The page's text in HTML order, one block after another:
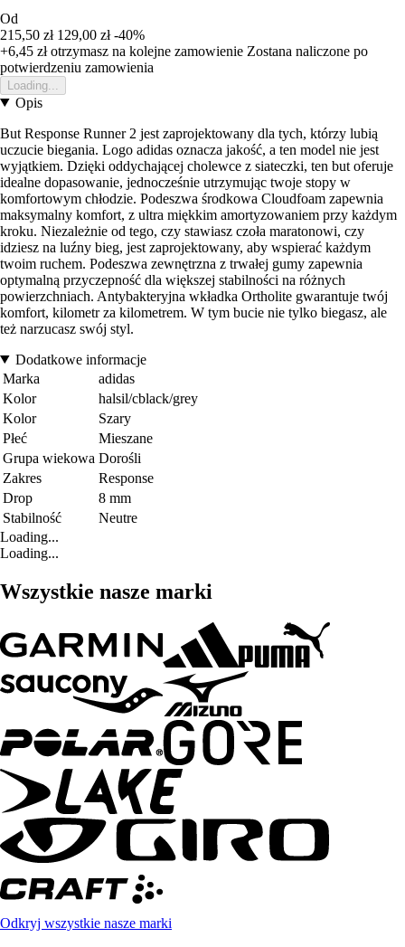
Od
215,50 zł 129,00 zł -40%
+6,45 złotrzymasz na kolejne zamowienie Zostana naliczone po
potwierdzeniu zamowienia
Loading...
Opis
But Response Runner 2 jest zaprojektowany dla tych, którzy lubią
uczucie biegania. Logo adidas oznacza jakość, a ten model nie jest
wyjątkiem. Dzięki oddychającej cholewce z siateczki, ten but oferuje
idealne dopasowanie, jednocześnie utrzymując twoje stopy w
komfortowym chłodzie. Podeszwa środkowa Cloudfoam zapewnia
maksymalny komfort, z ultra miękkim amortyzowaniem przy każdym
kroku. Niezależnie od tego, czy stawiasz czoła maratonowi, czy
idziesz na luźny bieg, jest zaprojektowany, aby wspierać każdym
twoim ruchem. Podeszwa zewnętrzna z trwałej gumy zapewnia
optymalną przyczepność dla większej stabilności na różnych
powierzchniach. Antybakteryjna wkładka Ortholite gwarantuje twój
komfort, kilometr za kilometrem. W tym bucie nie tylko biegasz, ale
też narzucasz swój styl.
Dodatkowe informacje
Marka
adidas
Kolor
halsil/cblack/grey
Kolor
Szary
Płeć
Mieszane
Grupa wiekowa Dorośli
Zakres
Response
Drop
8 mm
Stabilność
Neutre
Loading...
Loading...
Wszystkie nasze marki
Odkryj wszystkie nasze marki